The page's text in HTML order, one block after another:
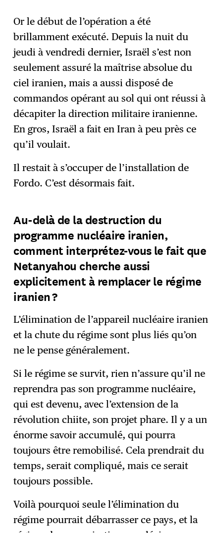
Or le début de l’opération a été
brillamment exécuté. Depuis la nuit du
jeudi à vendredi dernier, Israël s’est non
seulement assuré la maîtrise absolue du
ciel iranien, mais a aussi disposé de
commandos opérant au sol qui ont réussi à
décapiter la direction militaire iranienne.
En gros, Israël a fait en Iran à peu près ce
qu’il voulait.
Il restait à s’occuper de l’installation de
Fordo. C’est désormais fait.
Au-delà de la destruction du
programme nucléaire iranien,
comment interprétez-vous le fait que
Netanyahou cherche aussi
explicitement à remplacer le régime
iranien ?
L’élimination de l’appareil nucléaire iranien
et la chute du régime sont plus liés qu’on
ne le pense généralement.
Si le régime se survit, rien n’assure qu’il ne
reprendra pas son programme nucléaire,
qui est devenu, avec l’extension de la
révolution chiite, son projet phare. Il y a un
énorme savoir accumulé, qui pourra
toujours être remobilisé. Cela prendrait du
temps, serait compliqué, mais ce serait
toujours possible.
Voilà pourquoi seule l’élimination du
régime pourrait débarrasser ce pays, et la